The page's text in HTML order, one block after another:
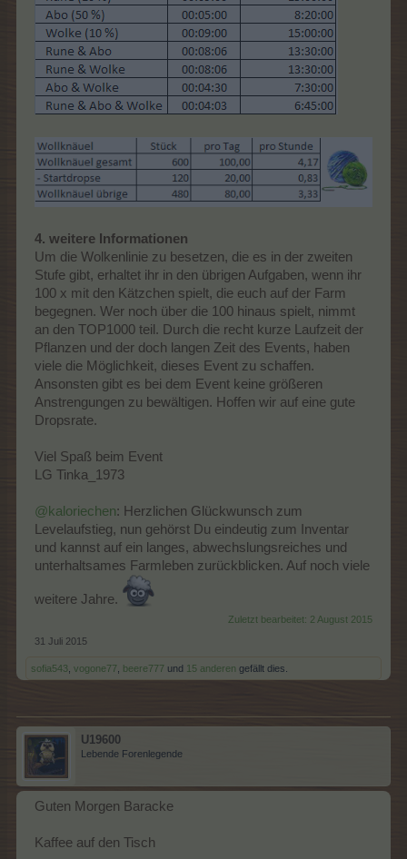
4. weitere Informationen
Um die Wolkenlinie zu besetzen, die es in der zweiten
Stufe gibt, erhaltet ihr in den übrigen Aufgaben, wenn ihr
100 x mit den Kätzchen spielt, die euch auf der Farm
begegnen. Wer noch über die 100 hinaus spielt, nimmt
an den TOP1000 teil. Durch die recht kurze Laufzeit der
Pflanzen und der doch langen Zeit des Events, haben
viele die Möglichkeit, dieses Event zu schaffen.
Ansonsten gibt es bei dem Event keine größeren
Anstrengungen zu bewältigen. Hoffen wir auf eine gute
Dropsrate.
Viel Spaß beim Event
LG Tinka_1973
@kaloriechen: Herzlichen Glückwunsch zum
Levelaufstieg, nun gehörst Du eindeutig zum Inventar
und kannst auf ein langes, abwechslungsreiches und
unterhaltsames Farmleben zurückblicken. Auf noch viele
weitere Jahre.
Zuletzt bearbeitet: 2 August 2015
31 Juli 2015
sofia543 vogone77 beere777 und 15 anderen gefällt dies.
U19600
Lebende Forenlegende
Guten Morgen Baracke
Kaffee auf den Tisch